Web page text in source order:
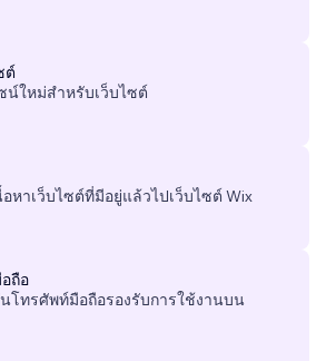
ต์
น์ใหม่สำหรับเว็บไซต์
หาเว็บไซต์ที่มีอยู่แล้วไปเว็บไซต์ Wix
ถือ
โทรศัพท์มือถือรองรับการใช้งานบน